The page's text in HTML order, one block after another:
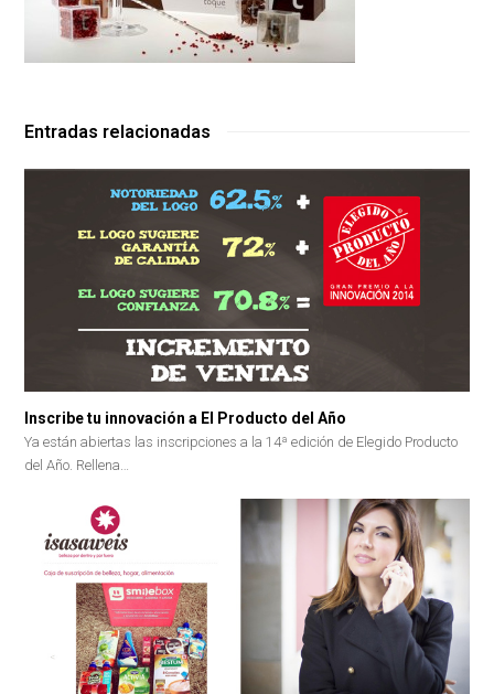
Entradas relacionadas
Inscribe tu innovación a El Producto del Año
Ya están abiertas las inscripciones a la 14ª edición de Elegido Producto
del Año. Rellena…